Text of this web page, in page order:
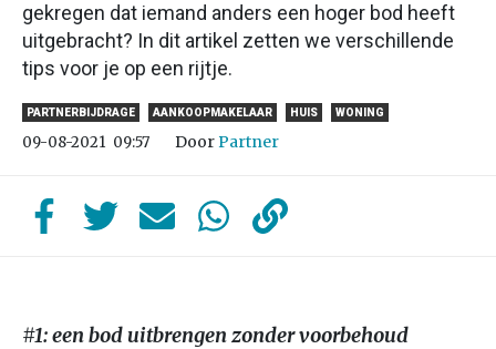
gekregen dat iemand anders een hoger bod heeft
uitgebracht? In dit artikel zetten we verschillende
tips voor je op een rijtje.
PARTNERBIJDRAGE AANKOOPMAKELAAR HUIS WONING
09-08-2021 09:57 DoorPartner
#1: een bod uitbrengen zonder voorbehoud